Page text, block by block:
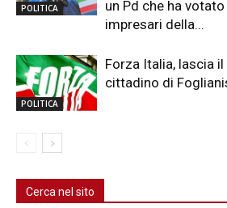
POLITICA
un Pd che ha
impresari della...
POLITICA
Forza Italia, lascia
cittadino di
Cerca nel sito